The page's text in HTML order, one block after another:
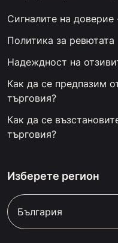
Сигналите на доверие
Политика за ревютата
Надеждност на
Как да се предпазим
търговия?
Как да се
търговия?
Изберете регион
България